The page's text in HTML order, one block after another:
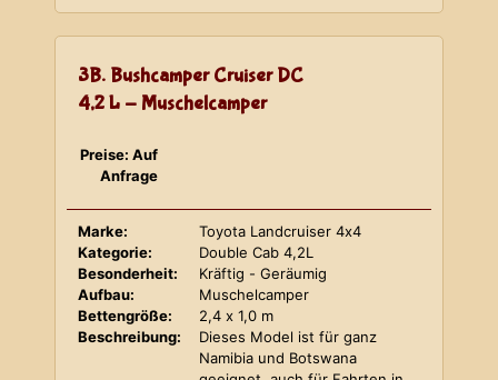
3B. Bushcamper Cruiser DC
4,2 L - Muschelcamper
Preise: Auf
Anfrage
Marke:
Toyota Landcruiser 4x4
Kategorie:
Double Cab 4,2L
Besonderheit:
Kräftig - Geräumig
Aufbau:
Muschelcamper
Bettengröße:
2,4 x 1,0 m
Beschreibung:
Dieses Model ist für ganz
Namibia und Botswana